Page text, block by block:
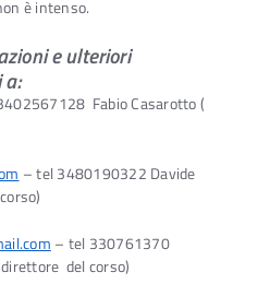
è intenso.
e ulteriori
Fabio Casarotto (
– tel 3480190322 Davide
– tel 330761370
del corso)